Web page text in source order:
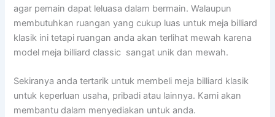
agar pemain dapat leluasa dalam bermain. Walaupun
membutuhkan ruangan yang cukup luas untuk meja billiard
klasik ini tetapi ruangan anda akan terlihat mewah karena
model meja billiard classic sangat unik dan mewah.
Sekiranya anda tertarik untuk membeli meja billiard klasik
untuk keperluan usaha, pribadi atau lainnya. Kami akan
membantu dalam menyediakan untuk anda.